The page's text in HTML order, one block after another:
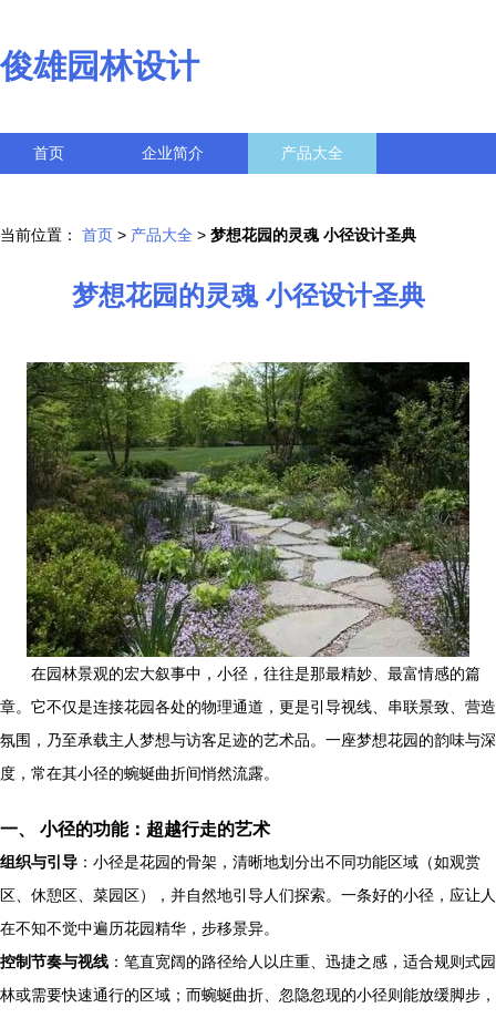
俊雄园林设计
首页 企业简介 产品大全
当前位置： 首页 > 产品大全 > 梦想花园的灵魂 小径设计圣典
梦想花园的灵魂 小径设计圣典
在园林景观的宏大叙事中，小径，往往是那最精妙、最富情感的篇
章。它不仅是连接花园各处的物理通道，更是引导视线、串联景致、营造
氛围，乃至承载主人梦想与访客足迹的艺术品。一座梦想花园的韵味与深
度，常在其小径的蜿蜒曲折间悄然流露。
一、 小径的功能：超越行走的艺术
组织与引导 ：小径是花园的骨架，清晰地划分出不同功能区域（如观赏
区、休憩区、菜园区），并自然地引导人们探索。一条好的小径，应让人
在不知不觉中遍历花园精华，步移景异。
控制节奏与视线 ：笔直宽阔的路径给人以庄重、迅捷之感，适合规则式园
林或需要快速通行的区域；而蜿蜒曲折、忽隐忽现的小径则能放缓脚步，